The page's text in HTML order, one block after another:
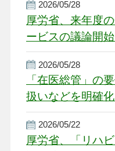
2026/05/28
厚労省、来年度
ービスの議論開
厳しい経営環境
2026/05/28
「在医総管」の
扱いなどを明確
2026/05/22
厚労省、「リハ